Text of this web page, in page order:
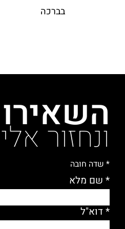
בברכה
ונחזור
* שדה חובה
* שם מלא
* דוא"ל